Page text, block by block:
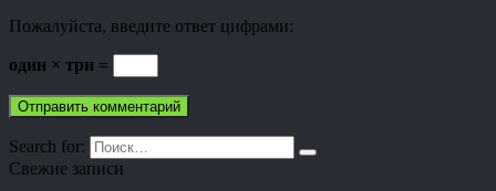
Пожалуйста, введите ответ цифрами:
один × три =
Search for:
Свежие записи